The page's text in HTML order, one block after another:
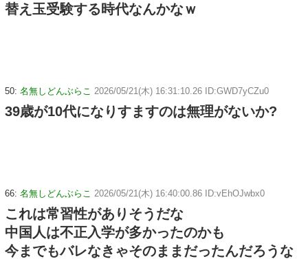
替え玉受験する時代なんかなｗ
50: 名無しどんぶらこ 2026/05/21(木) 16:31:10.26 ID:GWD7yCZu0
39歳が10代になりすますのは無理がないか?
66: 名無しどんぶらこ 2026/05/21(木) 16:40:00.86 ID:vEhOJwbx0
これは常習性がありそうだな
中国人は不正入学が多かったのかも
今までもバレなきゃそのままだったんだろうな